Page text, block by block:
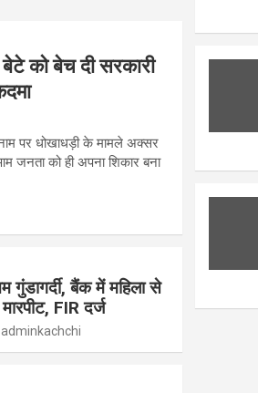
को बेच दी सरकारी
पर धोखाधड़ी के मामले अक्सर
जनता को ही अपना शिकार बना
गुंडागर्दी, बैंक में महिला से
FIR दर्ज
adminkachchi